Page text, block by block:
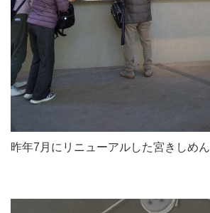
昨年7月にリニューアルした宮きしめん